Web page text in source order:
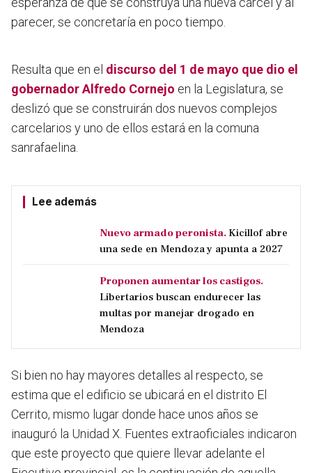
parecer, se concretaría en poco tiempo.
Resulta que en el discurso del 1 de mayo que dio el
gobernador Alfredo Cornejo en la Legislatura, se
deslizó que se construirán dos nuevos complejos
carcelarios y uno de ellos estará en la comuna
sanrafaelina.
Lee además
Nuevo armado peronista. Kicillof abre
una sede en Mendoza y apunta a 2027
Proponen aumentar los castigos.
Libertarios buscan endurecer las
multas por manejar drogado en
Mendoza
Si bien no hay mayores detalles al respecto, se
estima que el edificio se ubicará en el distrito El
Cerrito, mismo lugar donde hace unos años se
inauguró la Unidad X. Fuentes extraoficiales indicaron
que este proyecto que quiere llevar adelante el